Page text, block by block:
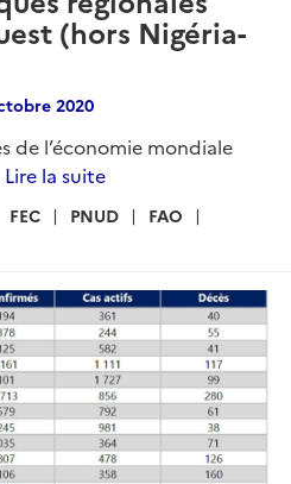
(hors Nigéria-
2020
de l’économie mondiale
Lire la suite
FEC PNUD
FAO